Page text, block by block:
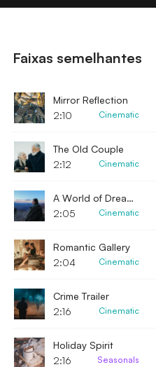
Faixas semelhantes
Mirror Reflection
2:10
Cinematic
The Old Couple
2:12
Cinematic
A World of Dreams
2:05
Cinematic
Romantic Gallery
2:04
Cinematic
Crime Trailer
2:16
Cinematic
Holiday Spirit
2:16
Seasonals